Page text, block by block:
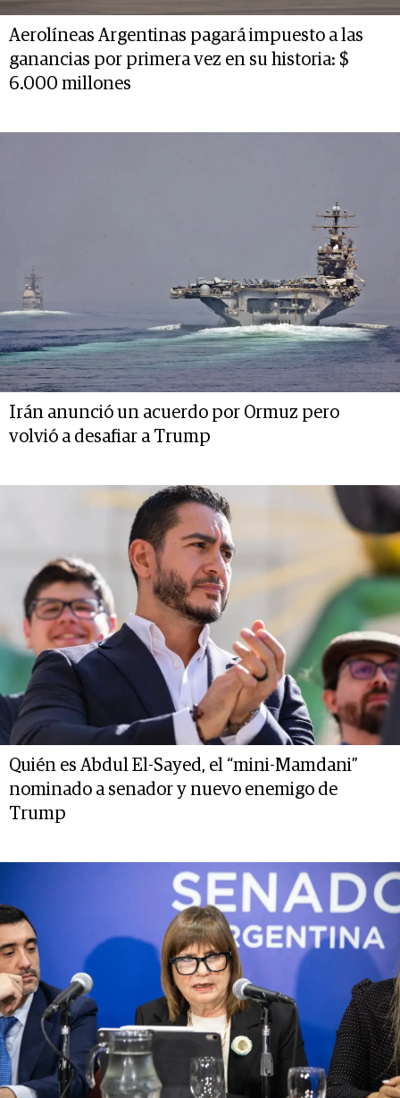
Aerolíneas Argentinas pagará impuesto a las
ganancias por primera vez en su historia: $
6.000 millones
Irán anunció un acuerdo por Ormuz pero
volvió a desafiar a Trump
Quién es Abdul El-Sayed, el “mini-Mamdani”
nominado a senador y nuevo enemigo de
Trump